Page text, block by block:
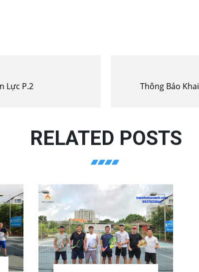
Lực P.2 Thông Báo
RELATED POSTS